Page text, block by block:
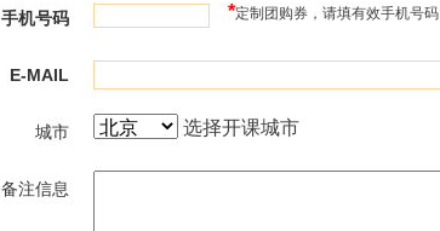
手机号码 *定制团购券，请填有效手机号码
E-MAIL
城市 选择开课城市
备注信息